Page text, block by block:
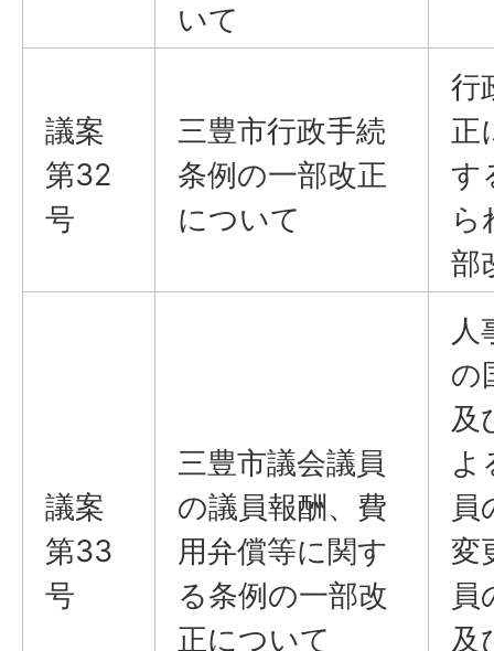
いて
議案
第32
号
三豊市行政手続
条例の一部改正
について
行
正
す
ら
部
議案
第33
号
三豊市議会議員
の議員報酬、費
用弁償等に関す
る条例の一部改
正について
人
の
及
よ
員
変
員
及